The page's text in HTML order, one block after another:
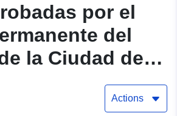
por el
del
la Ciudad de
Propiedad y
sobre
Actions